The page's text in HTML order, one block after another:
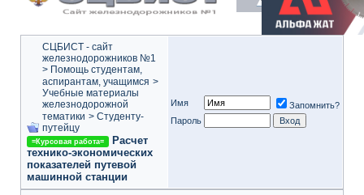
СЦБИСТ - сайт
железнодорожников №1
> Помощь студентам,
аспирантам, учащимся >
Учебные материалы
железнодорожной
тематики > Студенту-
путeйцу
=Курсовая работа=
Расчет
технико-экономических
показателей путевой
машинной станции
Имя
Запомнить?
Пароль